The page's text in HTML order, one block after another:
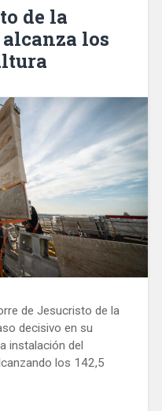
de la
los
de Jesucristo de la
decisivo en su
instalación del
los 142,5